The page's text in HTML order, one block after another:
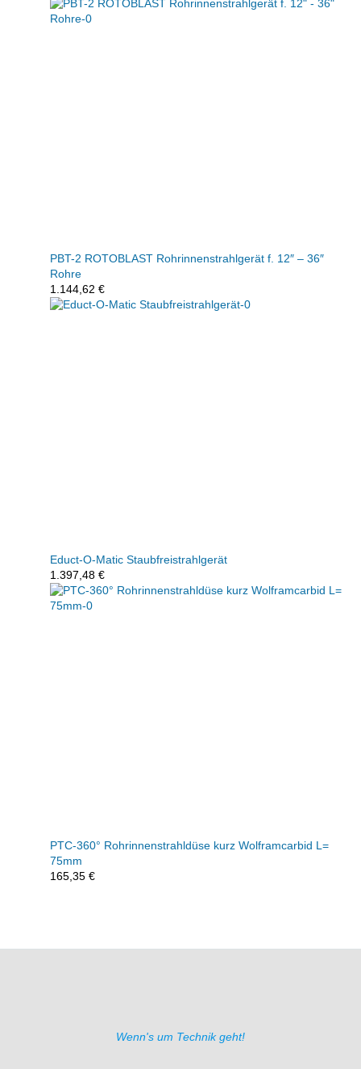
PBT-2 ROTOBLAST Rohrinnenstrahlgerät f. 12″ – 36″
Rohre
1.144,62 €
Educt-O-Matic Staubfreistrahlgerät
1.397,48 €
PTC-360° Rohrinnenstrahldüse kurz Wolframcarbid L=
75mm
165,35 €
Wenn's um Technik geht!